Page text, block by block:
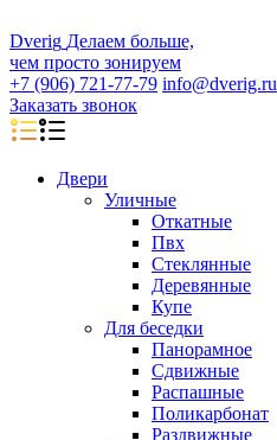
Dverig Делаем больше,
чем просто зонируем
+7 (906) 721-77-79 info@dverig.ru
Заказать звонок
Двери
Уличные
Откатные
Пвх
Стеклянные
Деревянные
Купе
Для беседки
Панорамное
Сдвижные
Распашные
Поликарбонат
Раздвижные